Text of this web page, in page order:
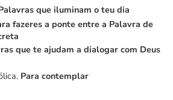
que iluminam o teu dia
fazeres a ponte entre a Palavra de
que te ajudam a dialogar com Deus
Para contemplar